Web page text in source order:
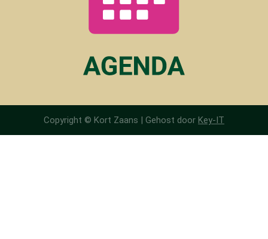
Copyright © Kort Zaans | Gehost door Key-IT